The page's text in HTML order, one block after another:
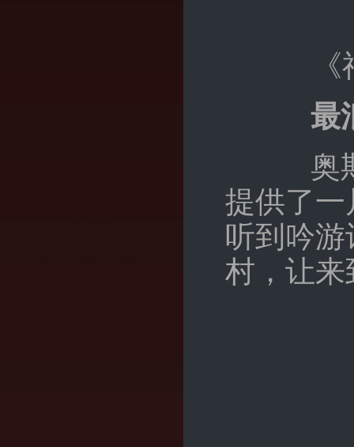
最
奥斯
提供了
听到吟
村，让